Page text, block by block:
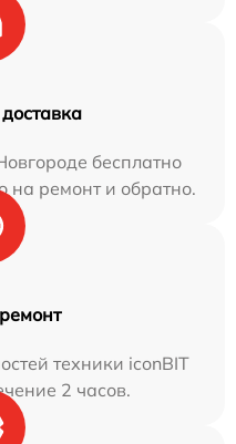
бесплатно
на ремонт и обратно.
техники iconBIT
2 часов.